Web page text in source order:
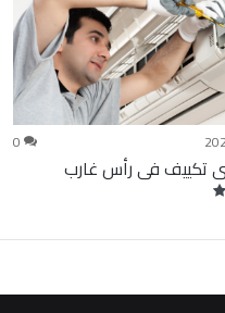
0
تكييف فى رأس غارب